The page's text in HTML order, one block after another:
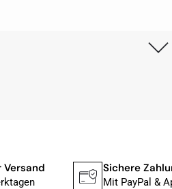
Arbeit und tollen Service
& Apple Pay
Offizieller
seit 1991